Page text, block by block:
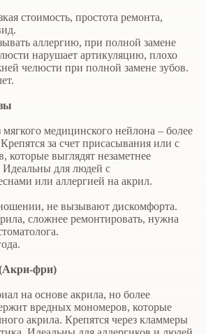
стоимость, простота ремонта,
аллергию, при полной замене
нарушает артикуляцию, плохо
челюсти при полной замене зубов.
медицинского нейлона – более
за счет присасывания или с
выглядят незаметнее
Идеальны для людей с
или аллергией на акрил.
не вызывают дискомфорта.
сложнее ремонтировать, нужна
фри)
на основе акрила, но более
вредных мономеров, которые
акрила. Крепятся через кламмеры